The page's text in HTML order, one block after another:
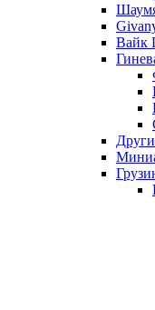
Вайк